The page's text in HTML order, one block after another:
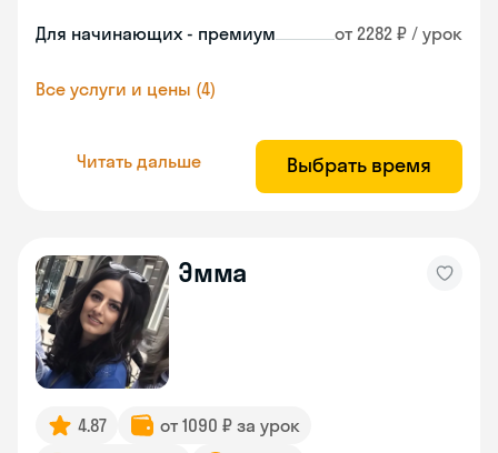
Для начинающих - премиум от 2282 ₽ / урок
Все услуги и цены (4)
Читать дальше Выбрать время
Эмма
4.87
от 1090 ₽ за урок